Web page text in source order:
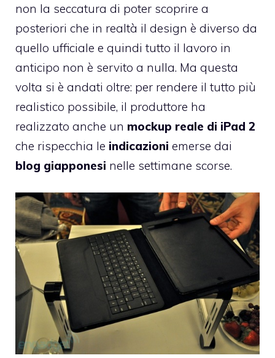
non la seccatura di poter scoprire a
posteriori che in realtà il design è diverso da
quello ufficiale e quindi tutto il lavoro in
anticipo non è servito a nulla. Ma questa
volta si è andati oltre: per rendere il tutto più
realistico possibile, il produttore ha
realizzato anche un mockup reale di iPad 2
che rispecchia le indicazioni emerse dai
blog giapponesi nelle settimane scorse.